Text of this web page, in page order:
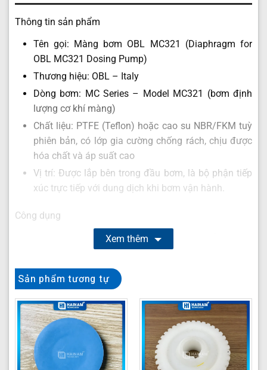
Thông tin sản phẩm
Tên gọi: Màng bơm OBL MC321 (Diaphragm for
OBL MC321 Dosing Pump)
Thương hiệu: OBL – Italy
Dòng bơm: MC Series – Model MC321 (bơm định
lượng cơ khí màng)
Chất liệu: PTFE (Teflon) hoặc cao su NBR/FKM tuỳ
phiên bản, có lớp gia cường chống rách, chịu được
hóa chất và áp suất cao
Vị trí: Được lắp bên trong đầu bơm, là bộ phận tiếp
xúc trực tiếp với dung dịch khi bơm vận hành.
Công dụng
Làm vách ngăn giữa khoang chứa hóa chất và cụm
truyền động cơ khí.
Truyền chuyển động từ trục bơm thành hành trình
hút – đẩy hóa chất, giúp định lượng chính xác.
Bảo vệ cơ cấu truyền động khỏi ăn mòn do tiếp xúc
với dung dịch.
Giữ độ kín cho khoang bơm, đảm bảo an toàn khi
làm việc với hóa chất ăn mòn hoặc độc hại.
Xem thêm
Sản phẩm tương tự